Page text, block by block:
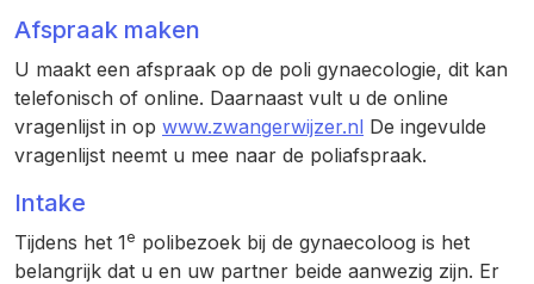
Afspraak maken
U maakt een afspraak op de poli gynaecologie, dit kan
telefonisch of online. Daarnaast vult u de online
vragenlijst in op www.zwangerwijzer.nl De ingevulde
vragenlijst neemt u mee naar de poliafspraak.
Intake
Tijdens het 1e polibezoek bij de gynaecoloog is het
belangrijk dat u en uw partner beide aanwezig zijn. Er